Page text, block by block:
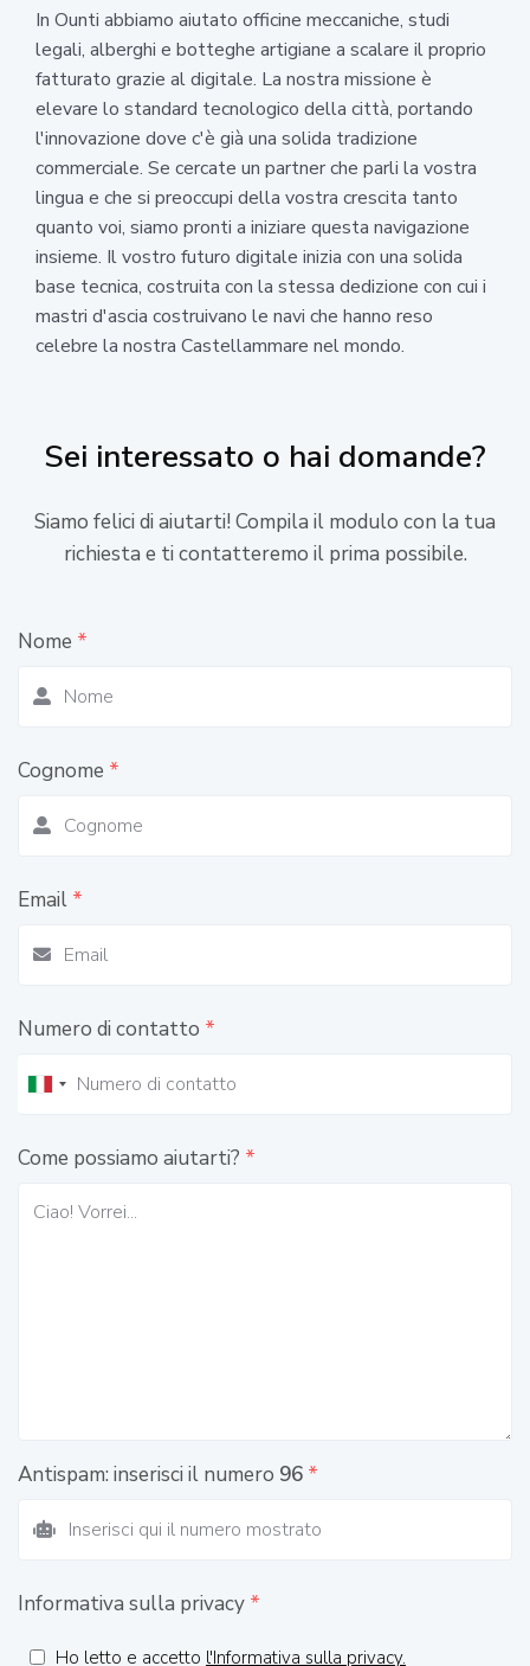
In Ounti abbiamo aiutato officine meccaniche, studi
legali, alberghi e botteghe artigiane a scalare il proprio
fatturato grazie al digitale. La nostra missione è
elevare lo standard tecnologico della città, portando
l'innovazione dove c'è già una solida tradizione
commerciale. Se cercate un partner che parli la vostra
lingua e che si preoccupi della vostra crescita tanto
quanto voi, siamo pronti a iniziare questa navigazione
insieme. Il vostro futuro digitale inizia con una solida
base tecnica, costruita con la stessa dedizione con cui i
mastri d'ascia costruivano le navi che hanno reso
celebre la nostra Castellammare nel mondo.
Sei interessato o hai domande?
Siamo felici di aiutarti! Compila il modulo con la tua
richiesta e ti contatteremo il prima possibile.
Nome *
Cognome *
Email *
Numero di contatto *
Come possiamo aiutarti? *
Antispam: inserisci il numero 96 *
Informativa sulla privacy *
Ho letto e accetto l'Informativa sulla privacy.